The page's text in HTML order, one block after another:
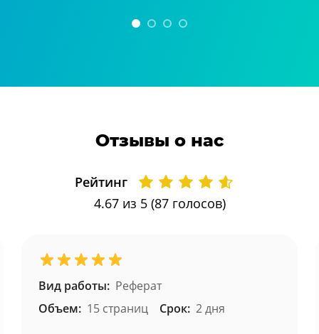
Отзывы о нас
Рейтинг
4.67из 5 (87 голосов)
Вид работы: Реферат
Объем: 15 страниц Срок: 2 дня